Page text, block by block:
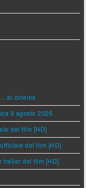
al cinema
9 agosto 2026
del film [HD]
del film [HD]
trailer del film [HD]